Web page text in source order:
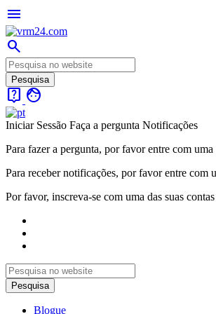
menu
search
live_help face
Iniciar Sessão Faça a pergunta Notificações
Para fazer a pergunta, por favor entre com uma
Para receber notificações, por favor entre com
Por favor, inscreva-se com uma das suas
Blogue